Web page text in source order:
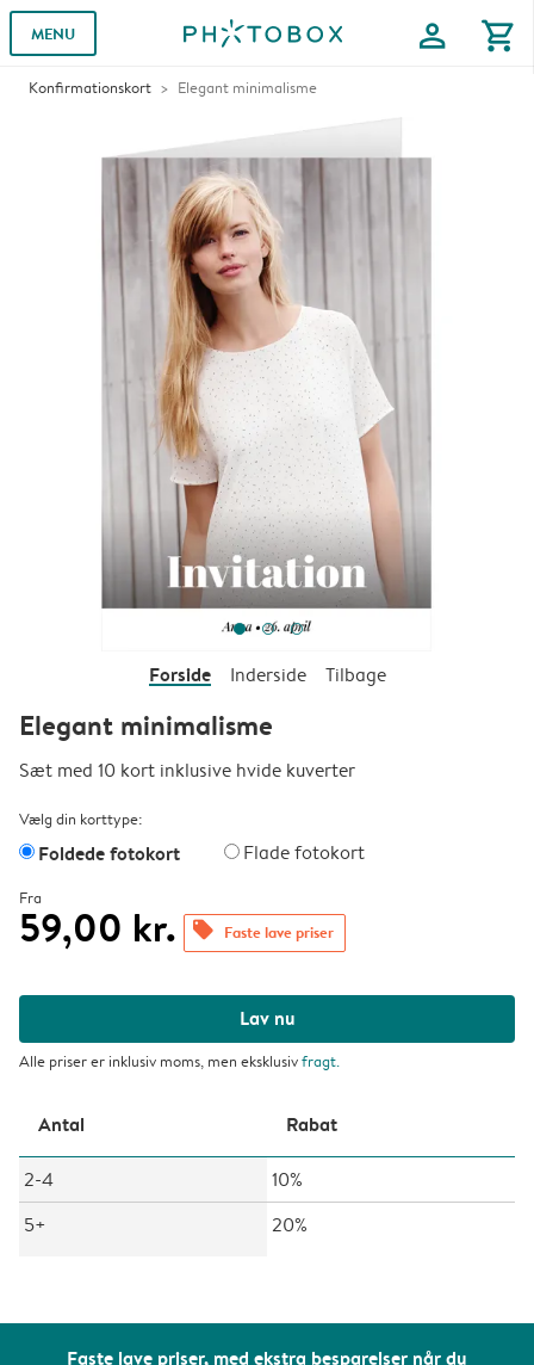
MENU profile shopping_cart
Konfirmationskort Elegant minimalisme
Faste lave priser, med ekstra besparelser når du
Forside Inderside Tilbage
Elegant minimalisme
Sæt med 10 kort inklusive hvide kuverter
Vælg din korttype:
Foldede fotokort Flade fotokort
Fra
59,00 kr. offers Faste lave priser
Lav nu
Alle priser er inklusiv moms, men eksklusivfragt.
Antal Rabat
2-4
10%
5+
20%